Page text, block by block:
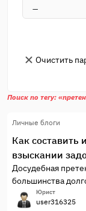
Очистить
Поиск по тегу:
Личные блоги
Как составить
взыскании
Досудебная
большинства
общей
урегулировать
Юрист
user316325